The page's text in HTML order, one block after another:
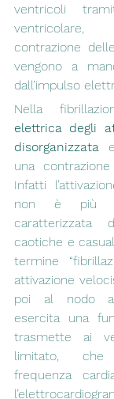
ventricoli
ventricolare,
contrazione
vengono a
dall’impulso
Nella
elettrica degli
disorganizzata
una
Infatti
non è più
caratterizzata
caotiche e
termine
attivazione
poi al nodo
esercita una
trasmette ai
limitato, che
frequenza